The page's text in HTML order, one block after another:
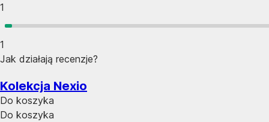
1
1
Jak działają recenzje?
Kolekcja Nexio
Do koszyka
Do koszyka